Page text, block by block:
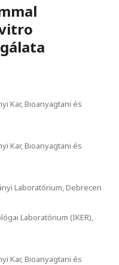
Kar, Bioanyagtani és
Kar, Bioanyagtani és
Laboratórium, Debrecen
Laboratórium (IKER),
Kar, Bioanyagtani és